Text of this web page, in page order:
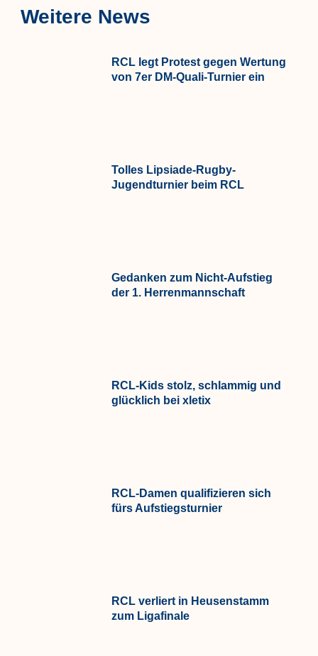
Weitere News
RCL legt Protest gegen Wertung
von 7er DM-Quali-Turnier ein
Tolles Lipsiade-Rugby-
Jugendturnier beim RCL
Gedanken zum Nicht-Aufstieg
der 1. Herrenmannschaft
RCL-Kids stolz, schlammig und
glücklich bei xletix
RCL-Damen qualifizieren sich
fürs Aufstiegsturnier
RCL verliert in Heusenstamm
zum Ligafinale